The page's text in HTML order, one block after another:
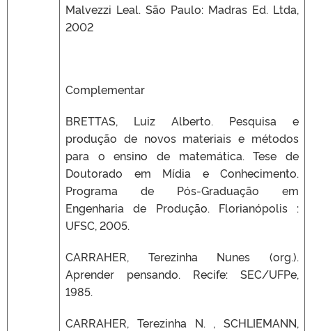
Malvezzi Leal. São Paulo: Madras Ed. Ltda,
2002
Complementar
BRETTAS, Luiz Alberto. Pesquisa e
produção de novos materiais e métodos
para o ensino de matemática. Tese de
Doutorado em Mídia e Conhecimento.
Programa de Pós-Graduação em
Engenharia de Produção. Florianópolis :
UFSC, 2005.
CARRAHER, Terezinha Nunes (org.).
Aprender pensando. Recife: SEC/UFPe,
1985.
CARRAHER, Terezinha N. , SCHLIEMANN,